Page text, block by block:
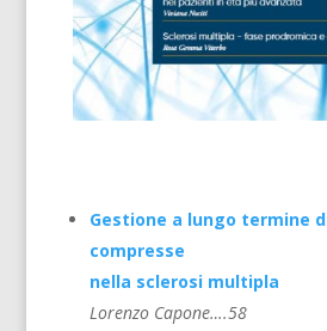
Gestione a lungo termine
compresse
nella sclerosi multipla
Lorenzo Capone….58